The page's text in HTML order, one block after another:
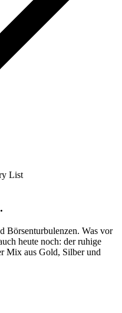
List
Börsenturbulenzen. Was vor
heute noch: der ruhige
Mix aus Gold, Silber und